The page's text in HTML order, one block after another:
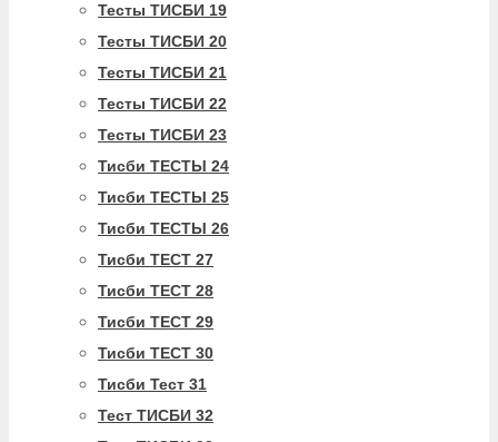
Тесты ТИСБИ 19
Тесты ТИСБИ 20
Тесты ТИСБИ 21
Тесты ТИСБИ 22
Тесты ТИСБИ 23
Тисби ТЕСТЫ 24
Тисби ТЕСТЫ 25
Тисби ТЕСТЫ 26
Тисби ТЕСТ 27
Тисби ТЕСТ 28
Тисби ТЕСТ 29
Тисби ТЕСТ 30
Тисби Тест 31
Тест ТИСБИ 32